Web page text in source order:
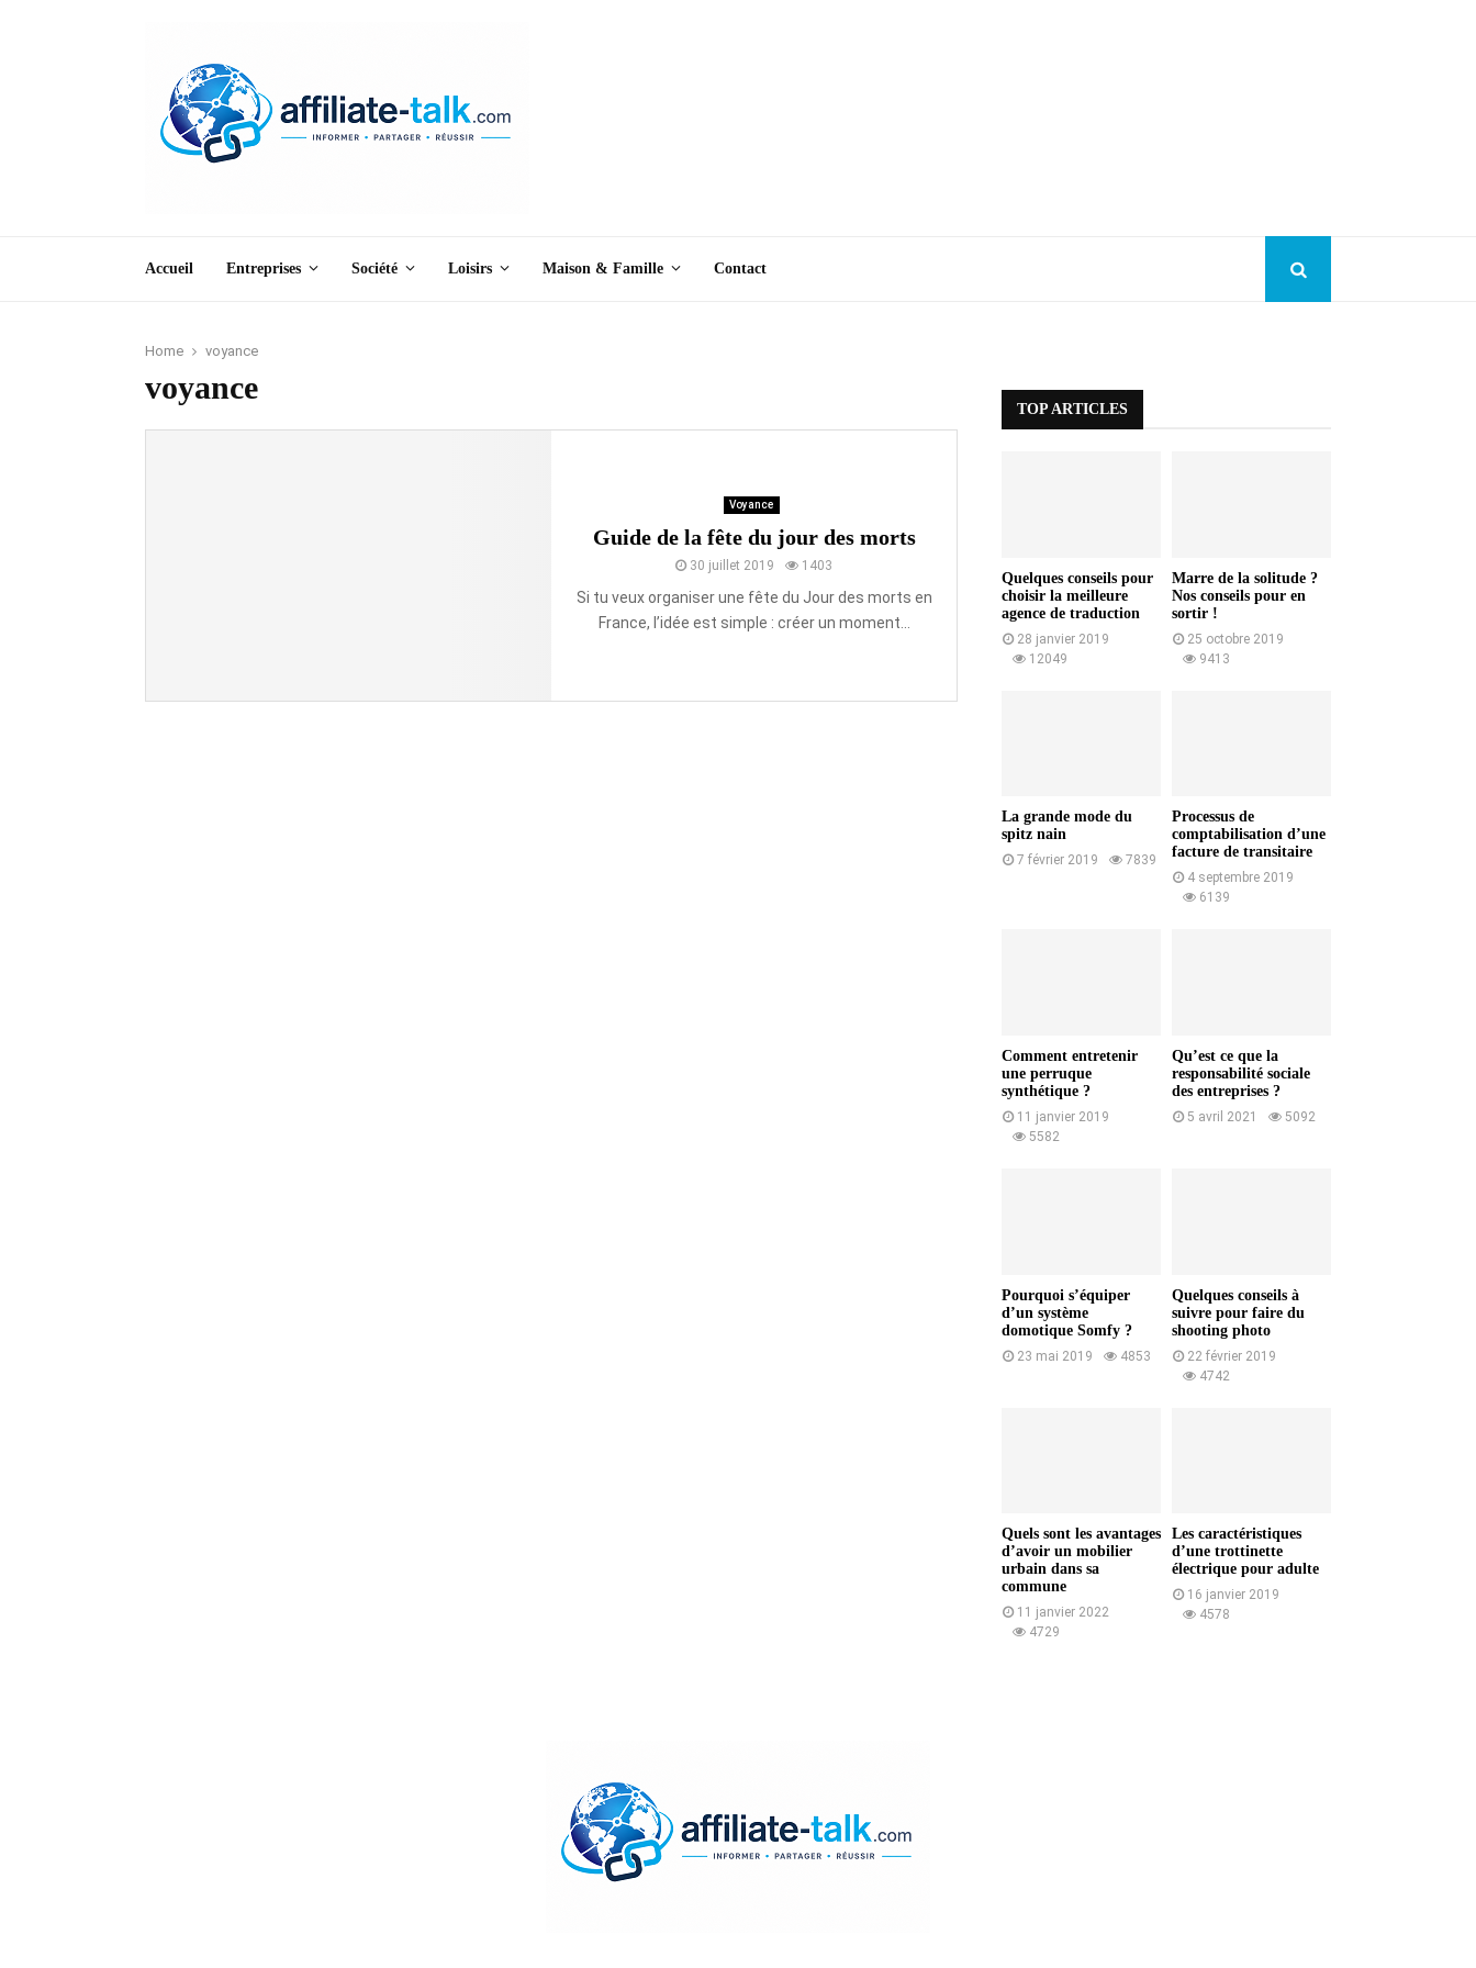
Accueil Entreprises Société Loisirs Maison & Famille Contact
Home voyance
voyance
Voyance
Guide de la fête du jour des morts
30 juillet 2019 1403
Si tu veux organiser une fête du Jour des morts en
France, l’idée est simple : créer un moment...
TOP ARTICLES
Quelques conseils pour
choisir la meilleure
agence de traduction
28 janvier 2019
12049
Marre de la solitude ?
Nos conseils pour en
sortir !
25 octobre 2019
9413
La grande mode du
spitz nain
7 février 2019 7839
Processus de
comptabilisation d’une
facture de transitaire
4 septembre 2019
6139
Comment entretenir
une perruque
synthétique ?
11 janvier 2019
5582
Qu’est ce que la
responsabilité sociale
des entreprises ?
5 avril 2021 5092
Pourquoi s’équiper
d’un système
domotique Somfy ?
23 mai 2019 4853
Quelques conseils à
suivre pour faire du
shooting photo
22 février 2019
4742
Quels sont les avantages
d’avoir un mobilier
urbain dans sa
commune
11 janvier 2022
4729
Les caractéristiques
d’une trottinette
électrique pour adulte
16 janvier 2019
4578